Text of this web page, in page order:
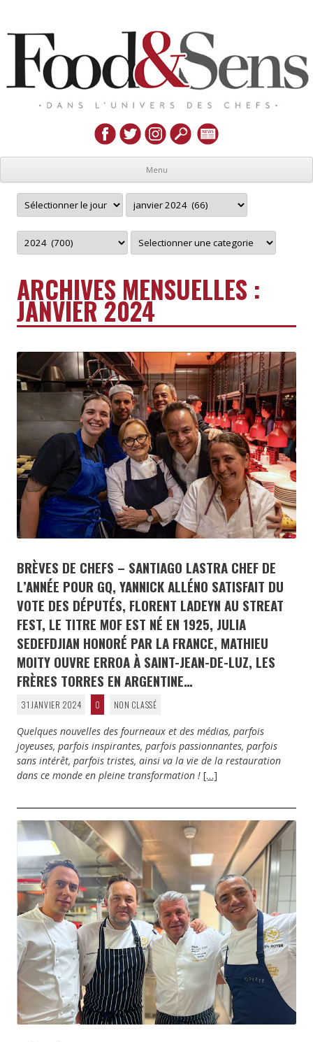
Menu
ARCHIVES MENSUELLES :
JANVIER 2024
BRÈVES DE CHEFS – SANTIAGO LASTRA CHEF DE
L’ANNÉE POUR GQ, YANNICK ALLÉNO SATISFAIT DU
VOTE DES DÉPUTÉS, FLORENT LADEYN AU STREAT
FEST, LE TITRE MOF EST NÉ EN 1925, JULIA
SEDEFDJIAN HONORÉ PAR LA FRANCE, MATHIEU
MOITY OUVRE ERROA À SAINT-JEAN-DE-LUZ, LES
FRÈRES TORRES EN ARGENTINE…
31 JANVIER 2024 0 NON CLASSÉ
Quelques nouvelles des fourneaux et des médias, parfois
joyeuses, parfois inspirantes, parfois passionnantes, parfois
sans intérêt, parfois tristes, ainsi va la vie de la restauration
dans ce monde en pleine transformation ! […]